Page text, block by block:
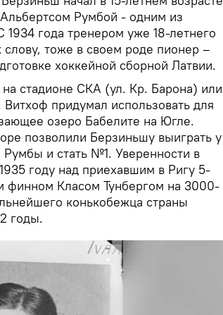
Румбой - одним из
года тренером уже 18-летнего
тоже в своем роде пионер –
хоккейной сборной Латвии.
стадионе СКА (ул. Кр. Барона) или
придумал использовать для
озеро Бабелите на Югле.
позволили Берзиньшу выиграть у
и стать №1. Уверенности в
году над приехавшим в Ригу 5-
финном Класом Тунбергом на 3000-
конькобежца страны
годы.